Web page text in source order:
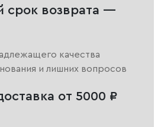
срок возврата —
качества
и лишних вопросов
от 5000 ₽